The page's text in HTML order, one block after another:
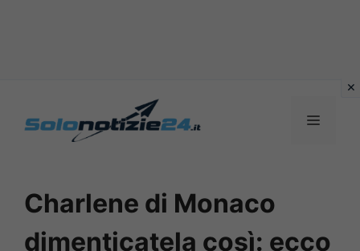
MENU
Charlene di Monaco
dimenticatela così: ecco